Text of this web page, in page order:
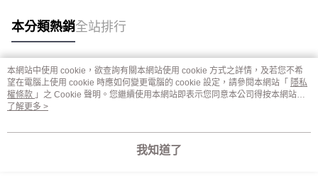
本分類熱銷全站排行
熱門標籤
本網站中使用 cookie，欲查詢有關本網站使用 cookie 方式之詳情，及若您不希
望在電腦上使用 cookie 時應如何變更電腦的 cookie 設定，請參閱本網站「 隱私
權條款 」之 Cookie 聲明。您繼續使用本網站即表示您同意本公司得按本網站使
用條款之 Cookie 聲明使用 cookie。
了解更多 >
我知道了